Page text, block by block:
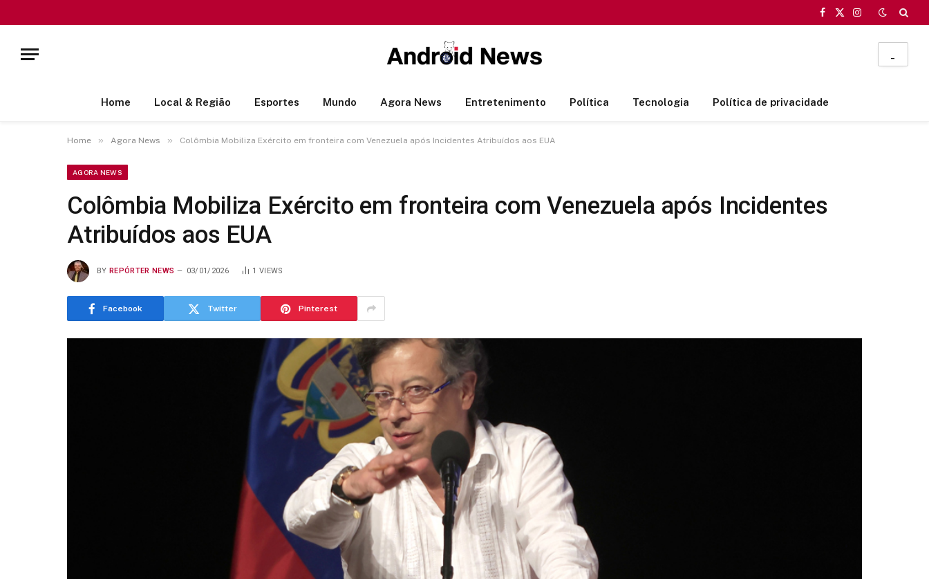
Facebook
X
Instagram
Home Local & Região Esportes Mundo Agora News Entretenimento Política Tecnologia Política de privacidade
Home » Agora News » Colômbia Mobiliza Exército em fronteira com Venezuela após Incidentes Atribuídos aos EUA
AGORA NEWS
Colômbia Mobiliza Exército em fronteira com Venezuela após Incidentes
Atribuídos aos EUA
BY REPÓRTER NEWS 03/01/2026 1 VIEWS
Facebook Twitter Pinterest